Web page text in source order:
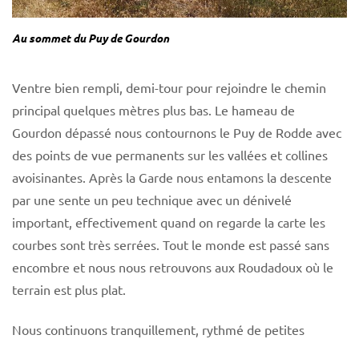
Au sommet du Puy de Gourdon
Ventre bien rempli, demi-tour pour rejoindre le chemin
principal quelques mètres plus bas. Le hameau de
Gourdon dépassé nous contournons le Puy de Rodde avec
des points de vue permanents sur les vallées et collines
avoisinantes. Après la Garde nous entamons la descente
par une sente un peu technique avec un dénivelé
important, effectivement quand on regarde la carte les
courbes sont très serrées. Tout le monde est passé sans
encombre et nous nous retrouvons aux Roudadoux où le
terrain est plus plat.
Nous continuons tranquillement, rythmé de petites